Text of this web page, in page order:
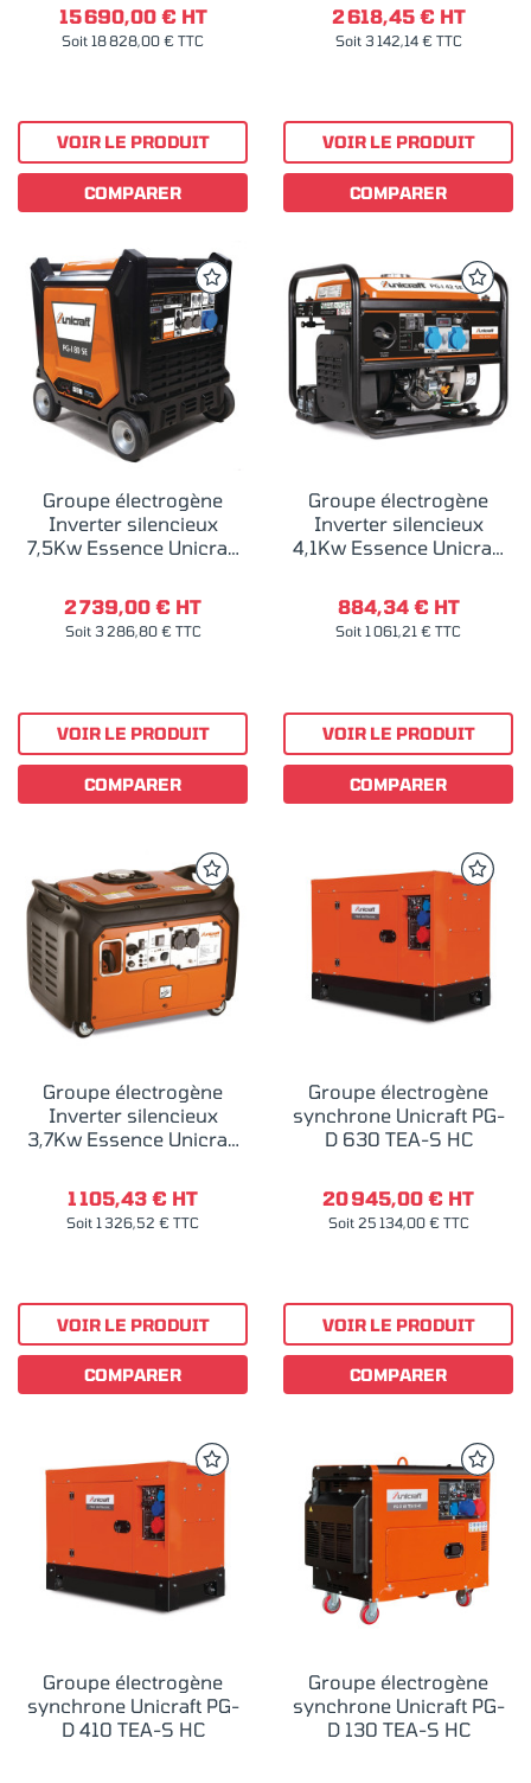
15 690,00 € HT
Soit 18 828,00 € TTC
VOIR LE PRODUIT
COMPARER
2 618,45 € HT
Soit 3 142,14 € TTC
VOIR LE PRODUIT
COMPARER
Groupe électrogène
Inverter silencieux
7,5Kw Essence Unicraft
2 739,00 € HT
Soit 3 286,80 € TTC
VOIR LE PRODUIT
COMPARER
Groupe électrogène
Inverter silencieux
4,1Kw Essence Unicraft
884,34 € HT
Soit 1 061,21 € TTC
VOIR LE PRODUIT
COMPARER
Groupe électrogène
Inverter silencieux
3,7Kw Essence Unicraft
1 105,43 € HT
Soit 1 326,52 € TTC
VOIR LE PRODUIT
COMPARER
Groupe électrogène
synchrone Unicraft PG-
D 630 TEA-S HC
20 945,00 € HT
Soit 25 134,00 € TTC
VOIR LE PRODUIT
COMPARER
Groupe électrogène
synchrone Unicraft PG-
D 410 TEA-S HC
Groupe électrogène
synchrone Unicraft PG-
D 130 TEA-S HC